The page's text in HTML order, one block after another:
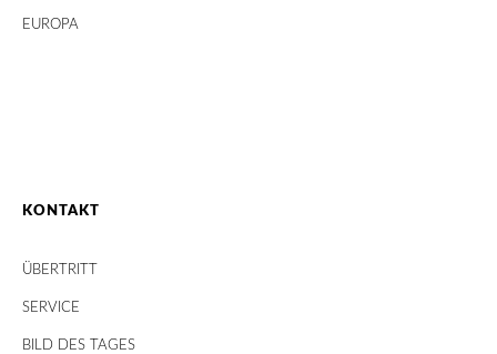
EUROPA
KONTAKT
ÜBERTRITT
SERVICE
BILD DES TAGES